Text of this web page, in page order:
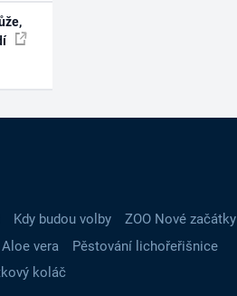
Kdy budou volby
ZOO Nové začátky
Aloe vera
Pěstování lichořeřišnice
koláč